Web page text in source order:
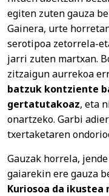
egiten zuten gauza
Gainera, urte
serotipoa zetorrela-
jarri zuten martxan.
zitzaigun aurrekoa
batzuk kontziente
gertatutakoaz, eta
onartzeko. Garbi
txertaketaren
Gauzak horrela,
gaiarekin ere gauza
Kuriosoa da ikustea